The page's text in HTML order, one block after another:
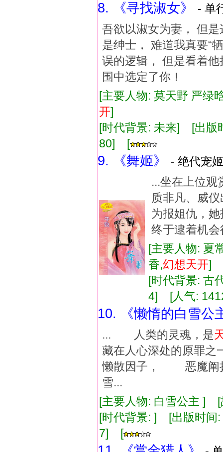
8. 《寻找淑女》
- 单
吾欲以淑女为妻， 但
是绅士， 难道我真要“
误的逻辑， 但是看着
围中选定了你！
[主要人物: 莫天野 严
开]
[时代背景: 未来] [出
80] [
9. 《舞姬》
- 绝代宠
...坐在上位观
质非凡、威
为报姐仇，
终于逮着机
[主要人物: 夏
香,幻想天开]
[时代背景:
4] [人气:
10. 《懒惰的白雪公
... 人类的灵魂，是
藏在人心深处的原
懒散因子， 恶魔阐
雪...
[主要人物: 白雪公主 ]
[时代背景: ] [出版时
7] [